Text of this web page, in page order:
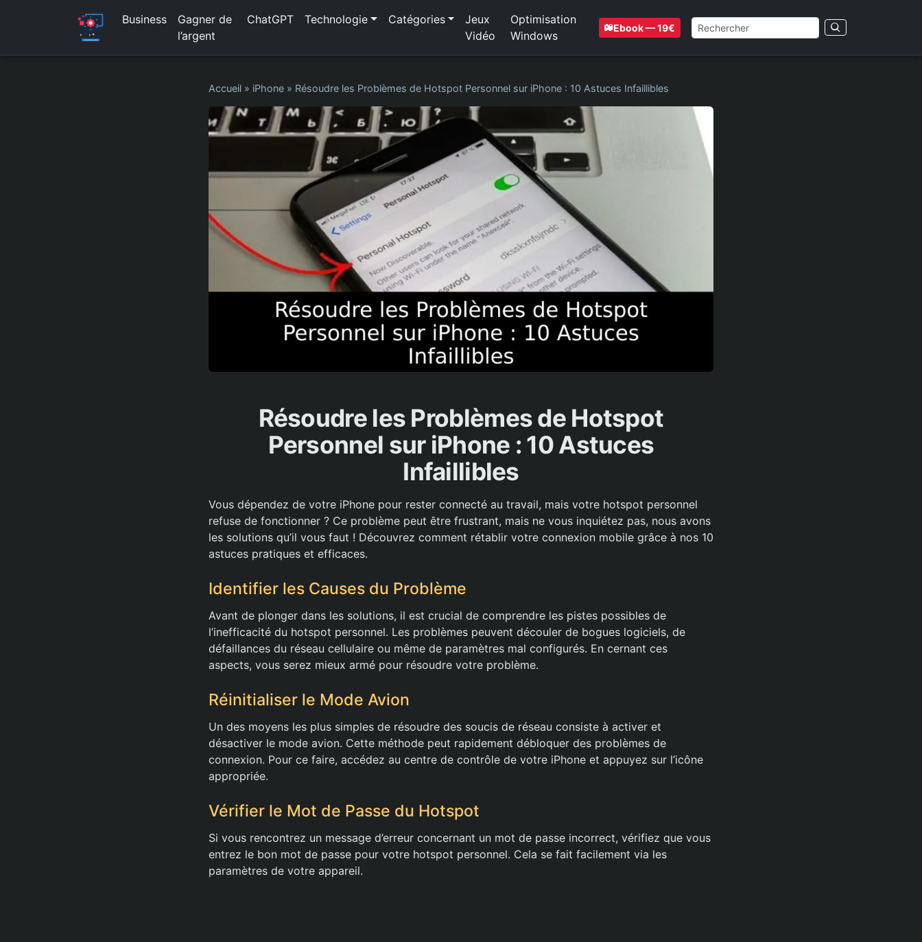
Business
Gagner de
l’argent
ChatGPT Technologie Catégories
Jeux
Vidéo
Optimisation
Windows
Ebook — 19€
Accueil » iPhone » Résoudre les Problèmes de Hotspot Personnel sur iPhone : 10 Astuces Infaillibles
Résoudre les Problèmes de Hotspot
Personnel sur iPhone : 10 Astuces
Infaillibles
Vous dépendez de votre iPhone pour rester connecté au travail, mais votre hotspot personnel
refuse de fonctionner ? Ce problème peut être frustrant, mais ne vous inquiétez pas, nous avons
les solutions qu’il vous faut ! Découvrez comment rétablir votre connexion mobile grâce à nos 10
astuces pratiques et efficaces.
Identifier les Causes du Problème
Avant de plonger dans les solutions, il est crucial de comprendre les pistes possibles de
l’inefficacité du hotspot personnel. Les problèmes peuvent découler de bogues logiciels, de
défaillances du réseau cellulaire ou même de paramètres mal configurés. En cernant ces
aspects, vous serez mieux armé pour résoudre votre problème.
Réinitialiser le Mode Avion
Un des moyens les plus simples de résoudre des soucis de réseau consiste à activer et
désactiver le mode avion. Cette méthode peut rapidement débloquer des problèmes de
connexion. Pour ce faire, accédez au centre de contrôle de votre iPhone et appuyez sur l’icône
appropriée.
Vérifier le Mot de Passe du Hotspot
Si vous rencontrez un message d’erreur concernant un mot de passe incorrect, vérifiez que vous
entrez le bon mot de passe pour votre hotspot personnel. Cela se fait facilement via les
paramètres de votre appareil.